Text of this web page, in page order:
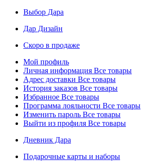
Выбор Дара
Дар Дизайн
Скоро в продаже
Мой профиль
Личная информация Все товары
Адрес доставки Все товары
История заказов Все товары
Избранное Все товары
Программа лояльности Все товары
Изменить пароль Все товары
Выйти из профиля Все товары
Дневник Дара
Подарочные карты и наборы